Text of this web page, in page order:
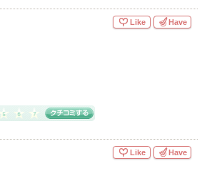
Like Have
Like Have